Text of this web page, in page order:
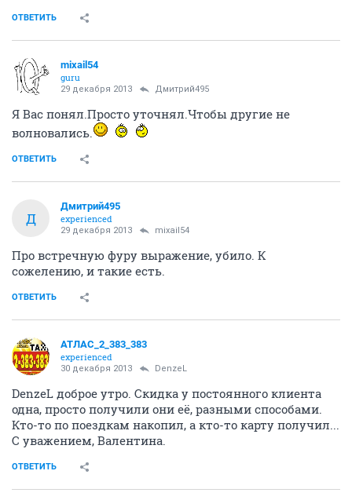
ОТВЕТИТЬ
mixail54
guru
29 декабря 2013 Дмитрий495
Я Вас понял.Просто уточнял.Чтобы другие не
волновались.
ОТВЕТИТЬ
Д
Дмитрий495
experienced
29 декабря 2013 mixail54
Про встречную фуру выражение, убило. К
сожелению, и такие есть.
ОТВЕТИТЬ
АТЛАС_2_383_383
experienced
30 декабря 2013 DenzeL
DenzeL доброе утро. Скидка у постоянного клиента
одна, просто получили они её, разными способами.
Кто-то по поездкам накопил, а кто-то карту получил...
С уважением, Валентина.
ОТВЕТИТЬ